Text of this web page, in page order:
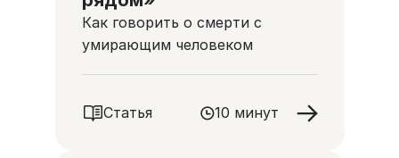
Как говорить о смерти с
умирающим человеком
Статья 10 минут